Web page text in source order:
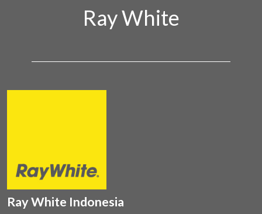
Ray White
Ray White Indonesia